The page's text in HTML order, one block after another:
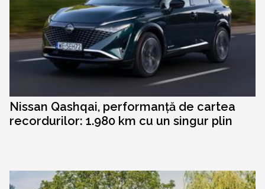
Nissan Qashqai, performanță de cartea
recordurilor: 1.980 km cu un singur plin